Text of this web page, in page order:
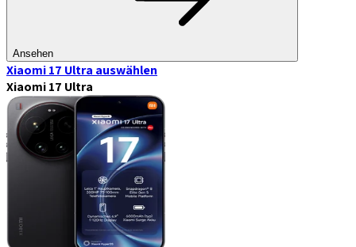
Ansehen
Xiaomi 17 Ultra auswählen
Xiaomi 17 Ultra